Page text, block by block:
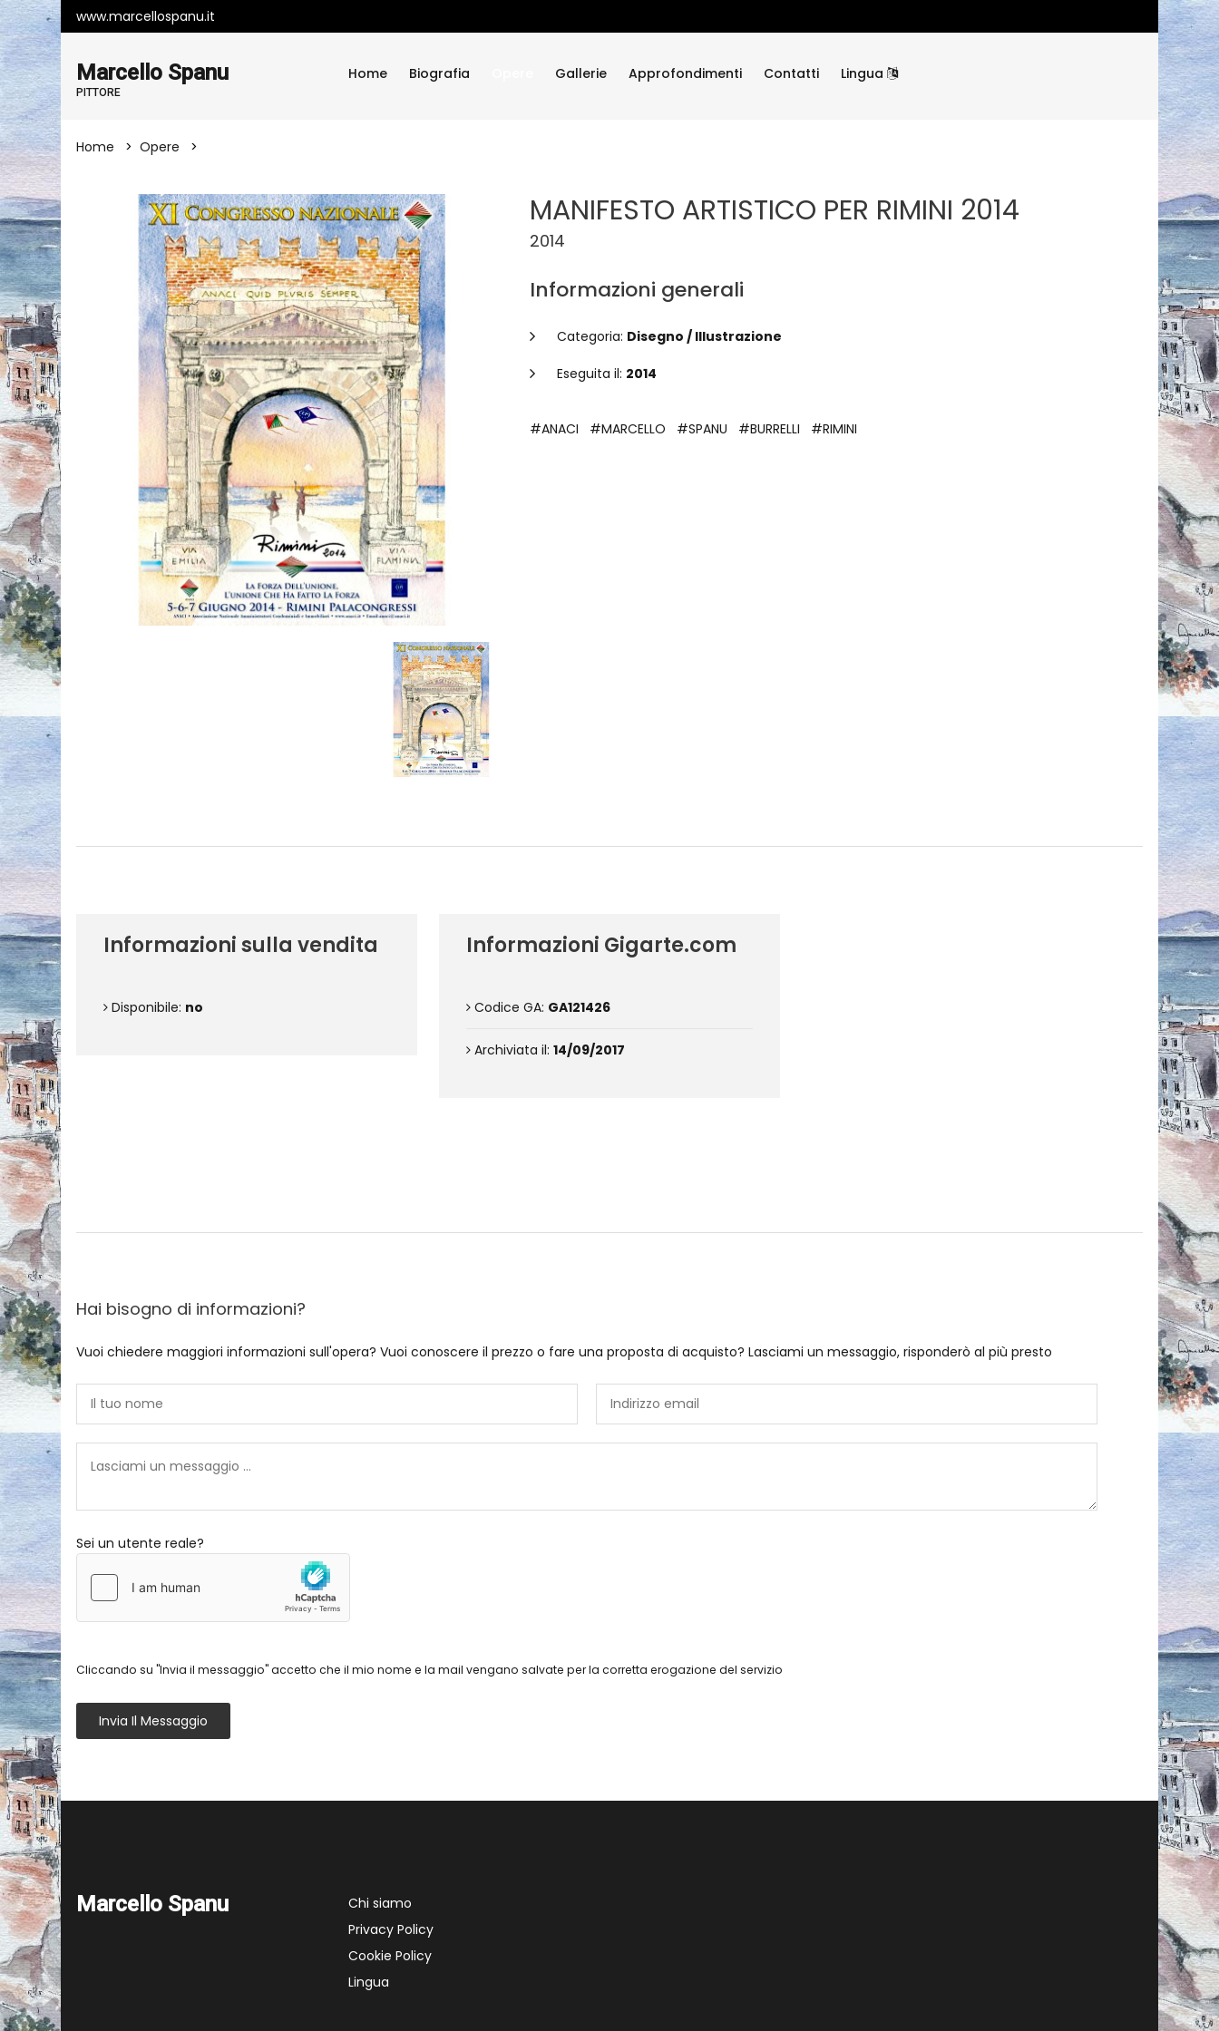
www.marcellospanu.it
Marcello Spanu
PITTORE
Home Biografia Gallerie Approfondimenti Contatti Lingua
Home Opere
MANIFESTO ARTISTICO PER RIMINI 2014
2014
Informazioni generali
Categoria: Disegno / Illustrazione
Eseguita il: 2014
#ANACI #MARCELLO #SPANU #BURRELLI #RIMINI
Informazioni sulla vendita
Disponibile: no
Informazioni Gigarte.com
Codice GA: GA121426
Archiviata il: 14/09/2017
Hai bisogno di informazioni?
Vuoi chiedere maggiori informazioni sull'opera? Vuoi conoscere il prezzo o fare una proposta di acquisto? Lasciami un messaggio, risponderò al più presto
Sei un utente reale?
Cliccando su "Invia il messaggio" accetto che il mio nome e la mail vengano salvate per la corretta erogazione del servizio
Invia Il Messaggio
Marcello Spanu
Chi siamo
Privacy Policy
Cookie Policy
Lingua